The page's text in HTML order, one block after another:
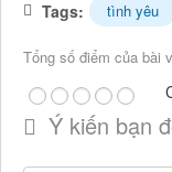
Tags: tình yêu
Tổng số điểm của bài
Ý kiến bạn